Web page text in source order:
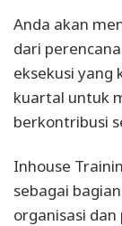
Anda akan
dari
eksekusi yang
kuartal untuk
berkontribusi
Inhouse
sebagai
organisasi